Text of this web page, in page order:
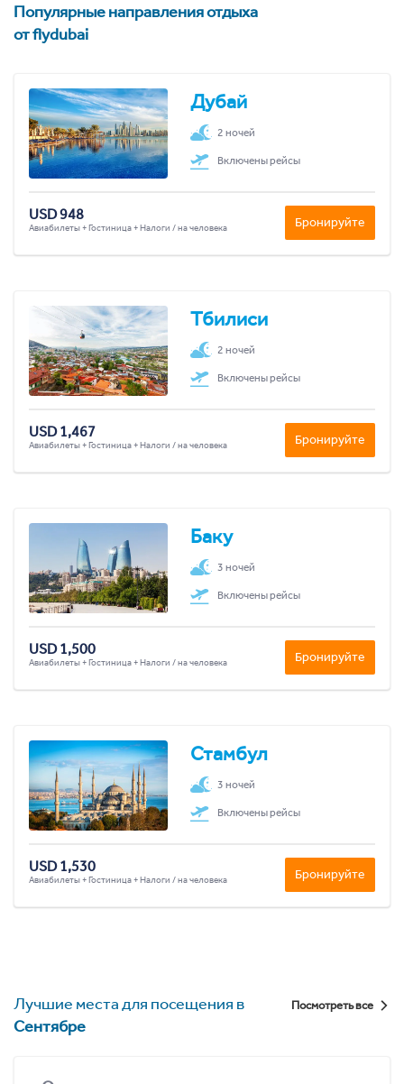
Популярные направления отдыха
от flydubai
Дубай
2 ночей
Включены рейсы
USD 948
Авиабилеты + Гостиница + Налоги / на человека Бронируйте
Тбилиси
2 ночей
Включены рейсы
USD 1,467
Авиабилеты + Гостиница + Налоги / на человека Бронируйте
Баку
3 ночей
Включены рейсы
USD 1,500
Авиабилеты + Гостиница + Налоги / на человека Бронируйте
Стамбул
3 ночей
Включены рейсы
USD 1,530
Авиабилеты + Гостиница + Налоги / на человека Бронируйте
Лучшие места для посещения в
Сентябре
Посмотреть все